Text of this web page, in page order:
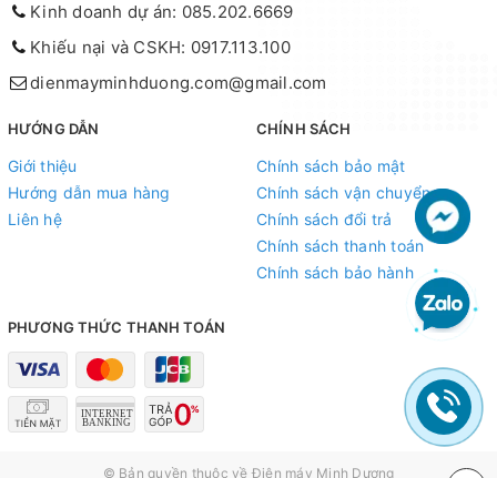
Kinh doanh dự án: 085.202.6669
Khiếu nại và CSKH: 0917.113.100
dienmayminhduong.com@gmail.com
HƯỚNG DẪN
Giới thiệu
Hướng dẫn mua hàng
Liên hệ
CHÍNH SÁCH
Chính sách bảo mật
Chính sách vận chuyển
Chính sách đổi trả
Chính sách thanh toán
Chính sách bảo hành
PHƯƠNG THỨC THANH TOÁN
© Bản quyền thuộc về Điện máy Minh Dương